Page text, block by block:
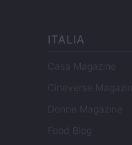
ITALIA
Casa Magazine
Cineverse Magazine
Donne Magazine
Food Blog